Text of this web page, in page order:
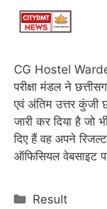
CG Hostel
परीक्षा मंडल ने
एवं अंतिम उत्तर कुंजी
जारी कर दिया है जो
दिए हैं वह अपने
ऑफिसियल वेबसाइट
Categories
Result